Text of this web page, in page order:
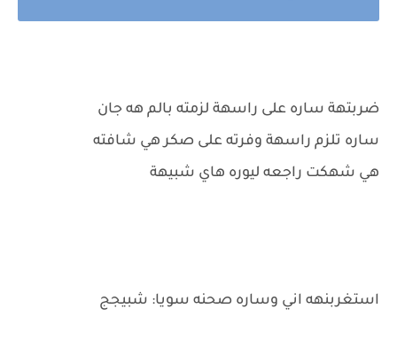
ضربتهة ساره على راسهة لزمته بالم هه جان
ساره تلزم راسهة وفرته على صكر هي شافته
هي شهكت راجعه ليوره هاي شبيهة
استغربنهه اني وساره صحنه سويا: شبيجج